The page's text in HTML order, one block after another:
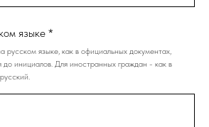
языке *
языке, как в официальных документах,
инициалов. Для иностранных граждан - как в